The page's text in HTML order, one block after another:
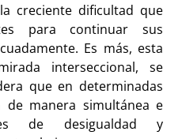
creciente dificultad que
para continuar sus
Es más, esta
interseccional, se
que en determinadas
de manera simultánea e
de desigualdad y